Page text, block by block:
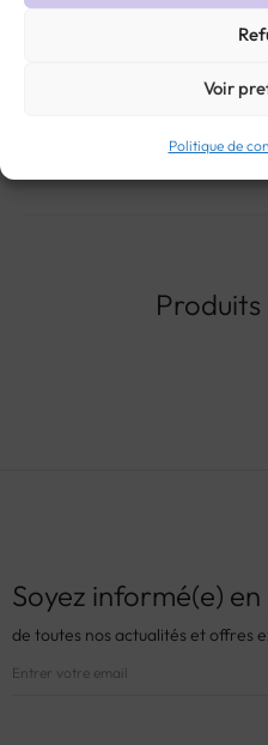
Voir
Politique de
COLLIERS ANCIENS ET
Produits
Soyez informé(e)
de toutes nos actualités et offres